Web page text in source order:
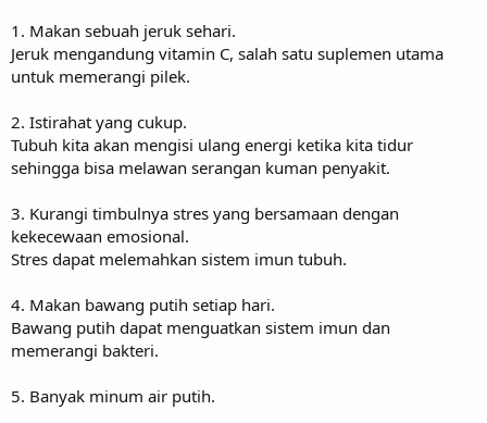
1. Makan sebuah jeruk sehari.
Jeruk mengandung vitamin C, salah satu suplemen utama
untuk memerangi pilek.
2. Istirahat yang cukup.
Tubuh kita akan mengisi ulang energi ketika kita tidur
sehingga bisa melawan serangan kuman penyakit.
3. Kurangi timbulnya stres yang bersamaan dengan
kekecewaan emosional.
Stres dapat melemahkan sistem imun tubuh.
4. Makan bawang putih setiap hari.
Bawang putih dapat menguatkan sistem imun dan
memerangi bakteri.
5. Banyak minum air putih.